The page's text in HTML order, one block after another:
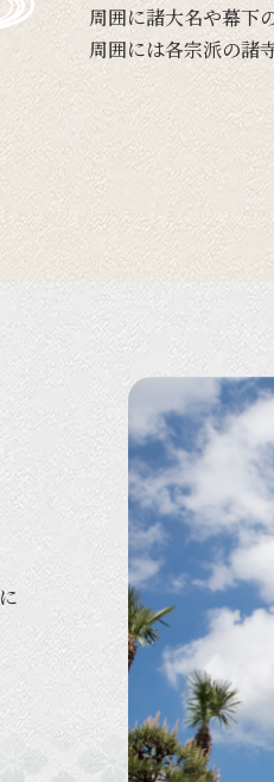
周囲に諸大名や幕下
周囲には各宗派の諸